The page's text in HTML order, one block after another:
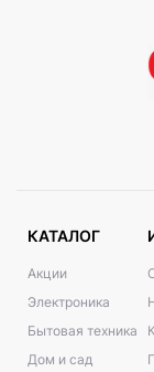
КАТАЛОГ
Акции
Электроника
Бытовая техника
Дом и сад